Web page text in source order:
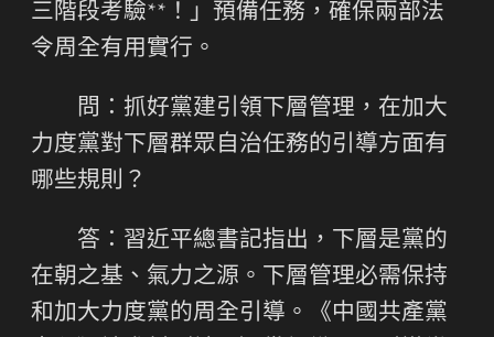
三階段考驗**！」預備任務，確保兩部法
令周全有用實行。
問：抓好黨建引領下層管理，在加大
力度黨對下層群眾自治任務的引導方面有
哪些規則？
答：習近平總書記指出，下層是黨的
在朝之基、氣力之源。下層管理必需保持
和加大力度黨的周全引導。《中國共產黨